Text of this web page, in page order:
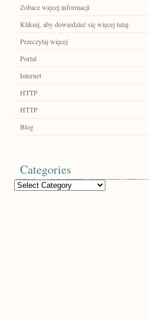
Zobacz więcej informacji
Kliknij, aby dowiedzieć się więcej tutaj
Przeczytaj więcej
Portal
Internet
HTTP
HTTP
Blog
Categories
Categories